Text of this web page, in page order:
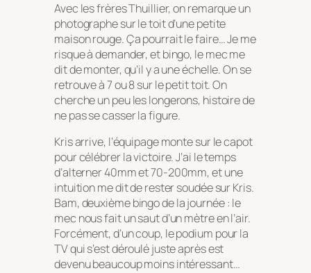
Avec les frères Thuillier, on remarque un
photographe sur le toit d’une petite
maison rouge. Ça pourrait le faire… Je me
risque à demander, et bingo, le mec me
dit de monter, qu’il y a une échelle. On se
retrouve à 7 ou 8 sur le petit toit. On
cherche un peu les longerons, histoire de
ne pas se casser la figure.
Kris arrive, l’équipage monte sur le capot
pour célébrer la victoire. J’ai le temps
d’alterner 40mm et 70-200mm, et une
intuition me dit de rester soudée sur Kris.
Bam, deuxième bingo de la journée : le
mec nous fait un saut d’un mètre en l’air.
Forcément, d’un coup, le podium pour la
TV qui s’est déroulé juste après est
devenu beaucoup moins intéressant…